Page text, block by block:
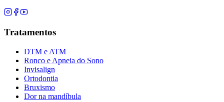
Tratamentos
DTM e ATM
Ronco e Apneia do Sono
Invisalign
Ortodontia
Bruxismo
Dor na mandíbula